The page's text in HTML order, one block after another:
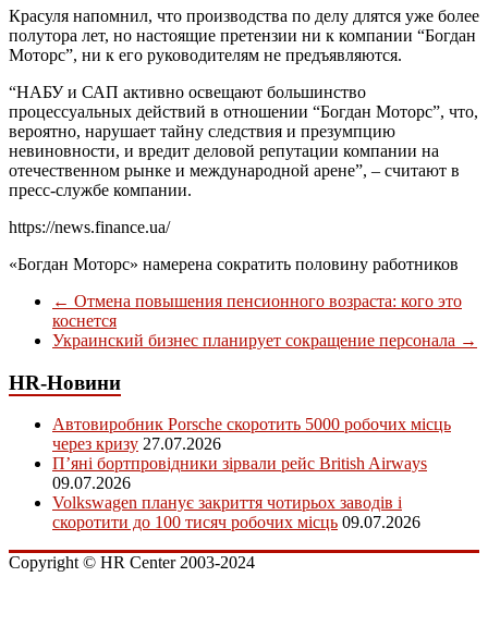
Красуля напомнил, что производства по делу длятся уже более
полутора лет, но настоящие претензии ни к компании “Богдан
Моторс”, ни к его руководителям не предъявляются.
“НАБУи САП активно освещают большинство
процессуальных действий в отношении “Богдан Моторс”, что,
вероятно, нарушает тайну следствия и презумпцию
невиновности, и вредит деловой репутации компании на
отечественном рынке и международной арене”, – считают в
пресс-службе компании.
https://news.finance.ua/
«Богдан Моторс» намерена сократить половину работников
← Отмена повышения пенсионного возраста: кого это
коснется
Украинский бизнес планирует сокращение персонала →
HR-Новини
Автовиробник Porsche скоротить 5000 робочих місць
через кризу 27.07.2026
П’яні бортпровідники зірвали рейс British Airways
09.07.2026
Volkswagen планує закриття чотирьох заводів і
скоротити до 100 тисяч робочих місць 09.07.2026
Copyright © HR Center 2003-2024